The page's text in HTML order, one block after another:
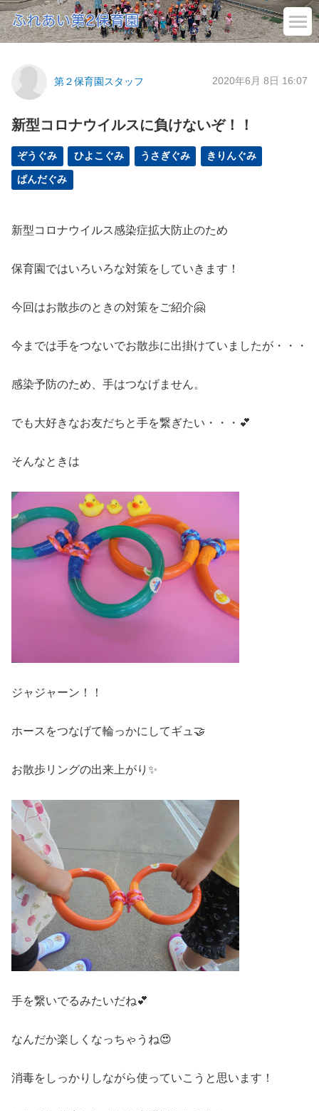
第２保育園スタッフ 2020年6月 8日 16:07
新型コロナウイルスに負けないぞ！！
ぞうぐみ ひよこぐみ うさぎぐみ きりんぐみ
ぱんだぐみ
新型コロナウイルス感染症拡大防止のため
保育園ではいろいろな対策をしていきます！
今回はお散歩のときの対策をご紹介🤗
今までは手をつないでお散歩に出掛けていましたが・・・
感染予防のため、手はつなげません。
でも大好きなお友だちと手を繋ぎたい・・・💕
そんなときは
ジャジャーン！！
ホースをつなげて輪っかにしてギュ🤝
お散歩リングの出来上がり✨
手を繋いでるみたいだね💕
なんだか楽しくなっちゃうね😍
消毒をしっかりしながら使っていこうと思います！